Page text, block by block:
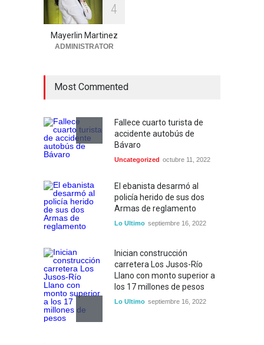
Director de Infraestructura
obras en La Romana de cara
4
Mayerlin Martinez
ADMINISTRATOR
Most Commented
Fallece cuarto turista de
accidente autobús de
Bávaro
Uncategorized octubre 11, 2022
El ebanista desarmó al
policía herido de sus dos
Armas de reglamento
Lo Ultimo septiembre 16, 2022
Inician construcción
carretera Los Jusos-Río
Llano con monto superior a
los 17 millones de pesos
Lo Ultimo septiembre 16, 2022